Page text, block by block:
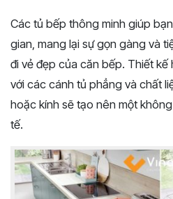
Các tủ bếp thông minh giúp
gian, mang lại sự gọn gàng và
đi vẻ đẹp của căn bếp. Thiết kế
với các cánh tủ phẳng và chất
hoặc kính sẽ tạo nên một
tế.